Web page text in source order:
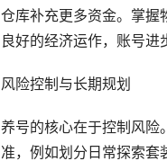
仓库补充更多资金。掌握
良好的经济运作，账号进
风险控制与长期规划
养号的核心在于控制风险
准，例如划分日常探索套